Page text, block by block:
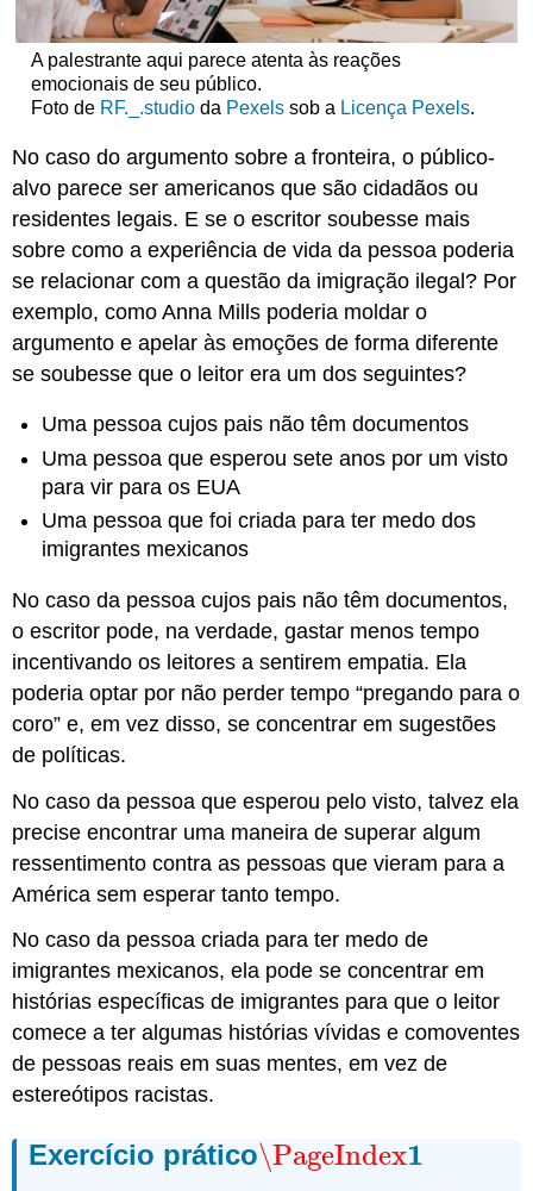
A palestrante aqui parece atenta às reações
emocionais de seu público.
Foto de RF._.studioda Pexelssob a Licença Pexels.
No caso do argumento sobre a fronteira, o público-
alvo parece ser americanos que são cidadãos ou
residentes legais. E se o escritor soubesse mais
sobre como a experiência de vida da pessoa poderia
se relacionar com a questão da imigração ilegal? Por
exemplo, como Anna Mills poderia moldar o
argumento e apelar às emoções de forma diferente
se soubesse que o leitor era um dos seguintes?
Uma pessoa cujos pais não têm documentos
Uma pessoa que esperou sete anos por um visto
para vir para os EUA
Uma pessoa que foi criada para ter medo dos
imigrantes mexicanos
No caso da pessoa cujos pais não têm documentos,
o escritor pode, na verdade, gastar menos tempo
incentivando os leitores a sentirem empatia. Ela
poderia optar por não perder tempo “pregando para o
coro” e, em vez disso, se concentrar em sugestões
de políticas.
No caso da pessoa que esperou pelo visto, talvez ela
precise encontrar uma maneira de superar algum
ressentimento contra as pessoas que vieram para a
América sem esperar tanto tempo.
No caso da pessoa criada para ter medo de
imigrantes mexicanos, ela pode se concentrar em
histórias específicas de imigrantes para que o leitor
comece a ter algumas histórias vívidas e comoventes
de pessoas reais em suas mentes, em vez de
estereótipos racistas.
Exercício prático\PageIndex1
\PageIndex1